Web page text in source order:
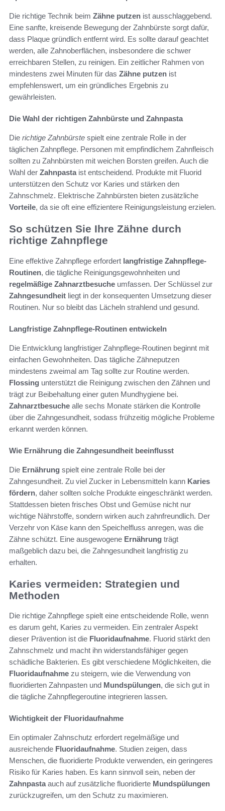
Die richtige Technik beim Zähne putzen ist ausschlaggebend.
Eine sanfte, kreisende Bewegung der Zahnbürste sorgt dafür,
dass Plaque gründlich entfernt wird. Es sollte darauf geachtet
werden, alle Zahnoberflächen, insbesondere die schwer
erreichbaren Stellen, zu reinigen. Ein zeitlicher Rahmen von
mindestens zwei Minuten für das Zähne putzen ist
empfehlenswert, um ein gründliches Ergebnis zu
gewährleisten.
Die Wahl der richtigen Zahnbürste und Zahnpasta
Die richtige Zahnbürste spielt eine zentrale Rolle in der
täglichen Zahnpflege. Personen mit empfindlichem Zahnfleisch
sollten zu Zahnbürsten mit weichen Borsten greifen. Auch die
Wahl der Zahnpastaist entscheidend. Produkte mit Fluorid
unterstützen den Schutz vor Karies und stärken den
Zahnschmelz. Elektrische Zahnbürsten bieten zusätzliche
Vorteile, da sie oft eine effizientere Reinigungsleistung erzielen.
So schützen Sie Ihre Zähne durch
richtige Zahnpflege
Eine effektive Zahnpflege erfordert langfristige Zahnpflege-
Routinen, die tägliche Reinigungsgewohnheiten und
regelmäßige Zahnarztbesuche umfassen. Der Schlüssel zur
Zahngesundheit liegt in der konsequenten Umsetzung dieser
Routinen. Nur so bleibt das Lächeln strahlend und gesund.
Langfristige Zahnpflege-Routinen entwickeln
Die Entwicklung langfristiger Zahnpflege-Routinen beginnt mit
einfachen Gewohnheiten. Das tägliche Zähneputzen
mindestens zweimal am Tag sollte zur Routine werden.
Flossing unterstützt die Reinigung zwischen den Zähnen und
trägt zur Beibehaltung einer guten Mundhygiene bei.
Zahnarztbesuche alle sechs Monate stärken die Kontrolle
über die Zahngesundheit, sodass frühzeitig mögliche Probleme
erkannt werden können.
Wie Ernährung die Zahngesundheit beeinflusst
Die Ernährung spielt eine zentrale Rolle bei der
Zahngesundheit. Zu viel Zucker in Lebensmitteln kann Karies
fördern, daher sollten solche Produkte eingeschränkt werden.
Stattdessen bieten frisches Obst und Gemüse nicht nur
wichtige Nährstoffe, sondern wirken auch zahnfreundlich. Der
Verzehr von Käse kann den Speichelfluss anregen, was die
Zähne schützt. Eine ausgewogene Ernährung trägt
maßgeblich dazu bei, die Zahngesundheit langfristig zu
erhalten.
Karies vermeiden: Strategien und
Methoden
Die richtige Zahnpflege spielt eine entscheidende Rolle, wenn
es darum geht, Karies zu vermeiden. Ein zentraler Aspekt
dieser Prävention ist die Fluoridaufnahme. Fluorid stärkt den
Zahnschmelz und macht ihn widerstandsfähiger gegen
schädliche Bakterien. Es gibt verschiedene Möglichkeiten, die
Fluoridaufnahme zu steigern, wie die Verwendung von
fluoridierten Zahnpasten und Mundspülungen, die sich gut in
die tägliche Zahnpflegeroutine integrieren lassen.
Wichtigkeit der Fluoridaufnahme
Ein optimaler Zahnschutz erfordert regelmäßige und
ausreichende Fluoridaufnahme. Studien zeigen, dass
Menschen, die fluoridierte Produkte verwenden, ein geringeres
Risiko für Karies haben. Es kann sinnvoll sein, neben der
Zahnpastaauch auf zusätzliche fluoridierte Mundspülungen
zurückzugreifen, um den Schutz zu maximieren.